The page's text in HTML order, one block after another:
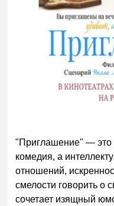
"Приглашение" — это
комедия, а
отношений,
смелости говорить о
сочетает изящный